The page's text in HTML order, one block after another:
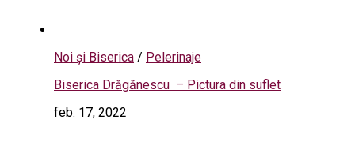
Noi și Biserica / Pelerinaje
Biserica Drăgănescu – Pictura din suflet
feb. 17, 2022